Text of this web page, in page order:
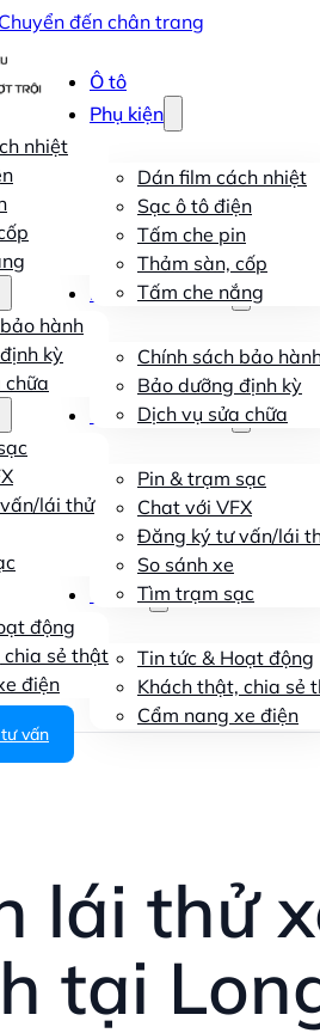
Chuyển đến chân trang
Ô tô
Phụ kiện
Dán film cách nhiệt
Sạc ô tô điện
Tấm che pin
Thảm sàn, cốp
Tấm che nắng
Dịch vụ hậu mãi
Chính sách bảo
Bảo dưỡng định kỳ
Dịch vụ sửa chữa
Tiện ích & hỗ trợ
Pin & trạm sạc
Chat với VFX
Đăng ký tư vấn/lái
So sánh xe
Tìm trạm sạc
Tin tức
Tin tức & Hoạt động
Khách thật, chia sẻ
Cẩm nang xe điện
nhiệt
hành
kỳ
chữa
lái thử
động
chia sẻ thật
điện
vấn
lái thử
tại